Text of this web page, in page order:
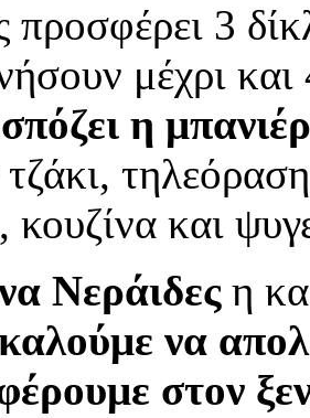
3
μέχρι
η
τζάκι,
κουζίνα και
Νεράιδεςη
να
στον